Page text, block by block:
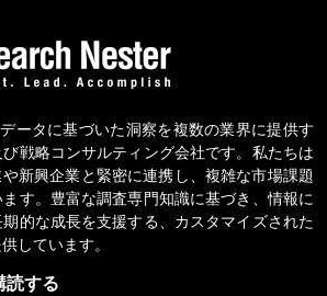
ータに基づいた洞察を複数の業界に提供す
戦略コンサルティング会社です。私たちは
新興企業と緊密に連携し、複雑な市場課題
す。豊富な調査専門知識に基づき、情報に
的な成長を支援する、カスタマイズされた
しています。
読する